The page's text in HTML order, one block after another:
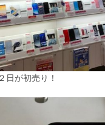
日が初売り！